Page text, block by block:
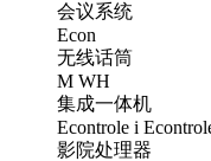
会议系统
Econ
无线话筒
M WH
集成一体机
Econtrole i
影院处理器